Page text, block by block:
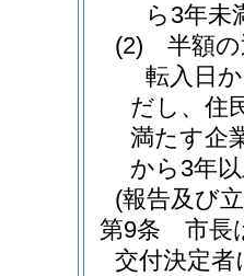
ら3年未
(2)
半額
転入日
だし、住
満たす企
から3年
(報告及び
第9条
市長
交付決定